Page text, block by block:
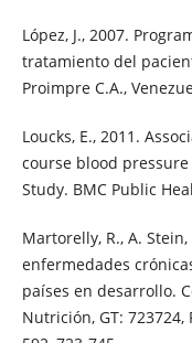
López, J., 2007.
tratamiento del
Proimpre C.A.,
Loucks, E., 2011.
course blood
Study. BMC Public
Martorelly, R., A.
enfermedades
países en desarrollo.
Nutrición, GT: